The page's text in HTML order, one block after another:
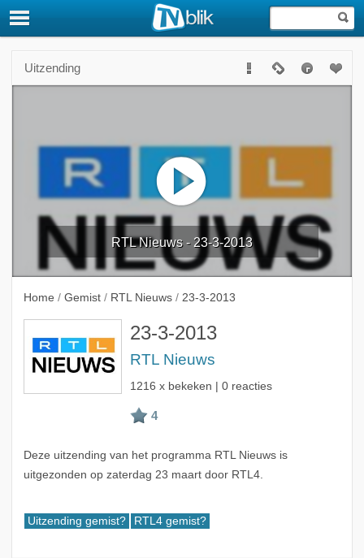
Uitzending
RTL Nieuws - 23-3-2013
Home / Gemist / RTL Nieuws / 23-3-2013
23-3-2013
RTL Nieuws
1216 x bekeken | 0 reacties
Deze uitzending van het programma RTL Nieuws is
uitgezonden op zaterdag 23 maart door RTL4.
Uitzending gemist? RTL4 gemist?